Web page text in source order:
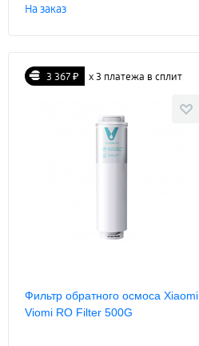
На заказ
3 367 ₽ х 3 платежа в сплит
Фильтр обратного осмоса Xiaomi
Viomi RO Filter 500G